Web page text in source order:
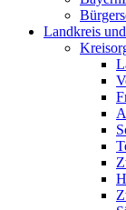
Landkreis